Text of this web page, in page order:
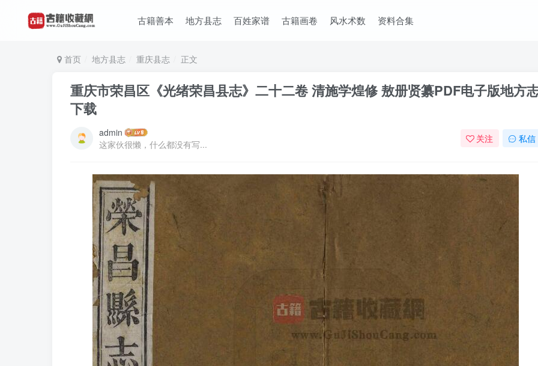
古籍善本 地方县志 百姓家谱 古籍画卷 风水术数 资料合集
首页 地方县志 重庆县志 正文
重庆市荣昌区《光绪荣昌县志》二十二卷 清施学煌修 敖册贤纂PDF电子版地方
下载
admin
这家伙很懒，什么都没有写...
关注 私信